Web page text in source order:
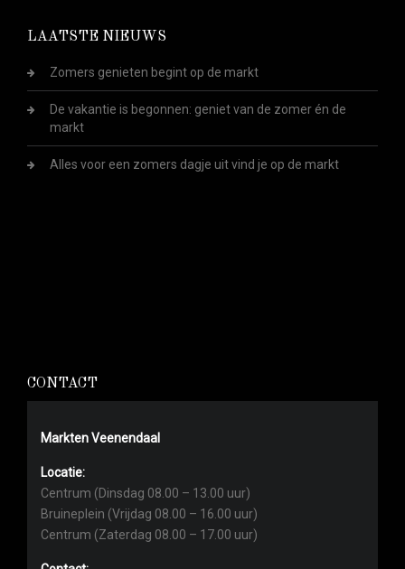
LAATSTE NIEUWS
Zomers genieten begint op de markt
De vakantie is begonnen: geniet van de zomer én de
markt
Alles voor een zomers dagje uit vind je op de markt
CONTACT
Markten Veenendaal
Locatie:
Centrum (Dinsdag 08.00 – 13.00 uur)
Bruineplein (Vrijdag 08.00 – 16.00 uur)
Centrum (Zaterdag 08.00 – 17.00 uur)